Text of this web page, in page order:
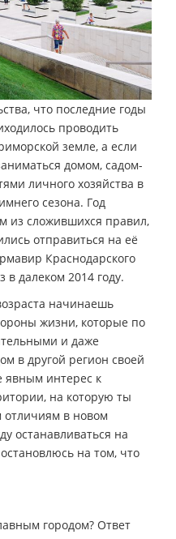
что последние годы
проводить
земле, а если
домом, садом-
личного хозяйства в
сезона. Год
из сложившихся правил,
отправиться на её
Краснодарского
в далеком 2014 году.
начинаешь
жизни, которые по
и даже
в другой регион своей
явным интерес к
на которую ты
в новом
останавливаться на
на том, что
городом? Ответ